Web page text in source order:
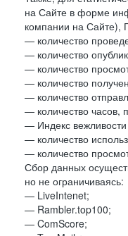
на Сайте в форме
компании на Сайте),
— количество
— количество
— количество
— количество
— количество
— количество часов,
— Индекс вежливости
— количество
— количество
Сбор данных
но не ограничиваясь:
— LiveIntenet;
— Rambler.top100;
— ComScore;